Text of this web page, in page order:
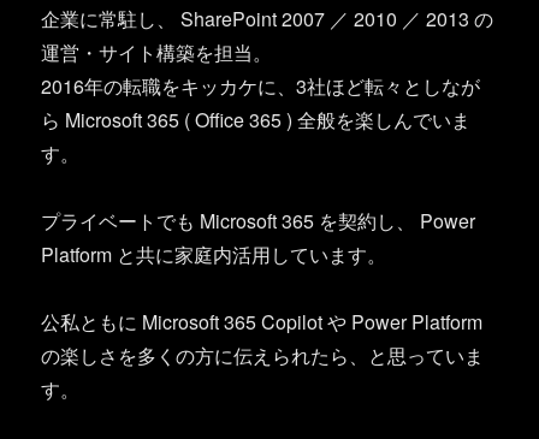
企業に常駐し、 SharePoint 2007 ／ 2010 ／ 2013 の
運営・サイト構築を担当。
2016年の転職をキッカケに、3社ほど転々としなが
ら Microsoft 365 ( Office 365 ) 全般を楽しんでいま
す。
プライベートでも Microsoft 365 を契約し、 Power
Platform と共に家庭内活用しています。
公私ともに Microsoft 365 Copilot や Power Platform
の楽しさを多くの方に伝えられたら、と思っていま
す。